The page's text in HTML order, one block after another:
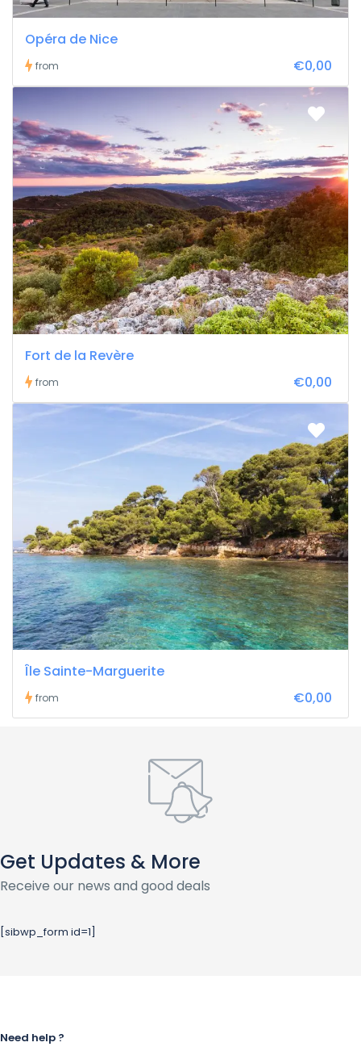
Opéra de Nice
from €0,00
Fort de la Revère
from €0,00
Île Sainte-Marguerite
from €0,00
Get Updates & More
Receive our news and good deals
[sibwp_form id=1]
Need help ?